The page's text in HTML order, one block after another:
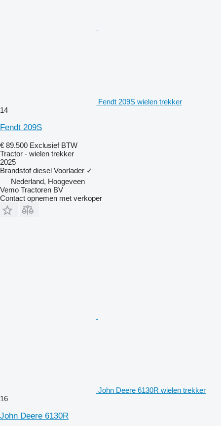
Fendt 209S wielen trekker
14
Fendt 209S
€ 89.500 Exclusief BTW
Tractor - wielen trekker
2025
Brandstof diesel Voorlader ✓
Nederland, Hoogeveen
Vemo Tractoren BV
Contact opnemen met verkoper
John Deere 6130R wielen trekker
16
John Deere 6130R